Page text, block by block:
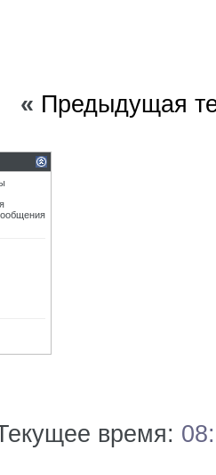
« Предыдущая
время: